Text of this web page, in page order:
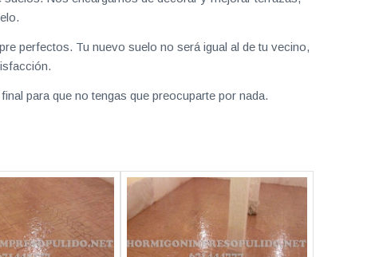
perfectos. Tu nuevo suelo no será igual al de tu vecino,
para que no tengas que preocuparte por nada.